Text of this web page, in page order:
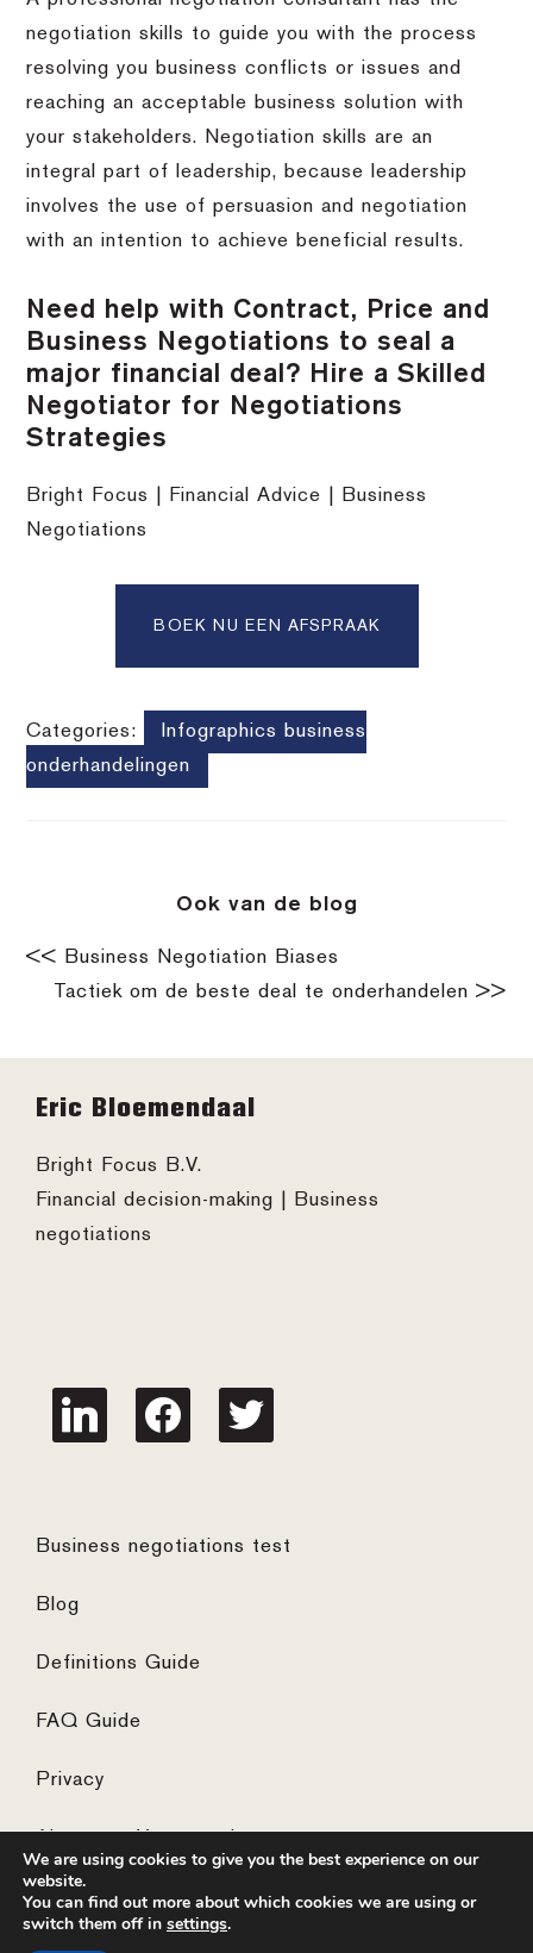
negotiation skills to guide you with the process
resolving you business conflicts or issues and
reaching an acceptable business solution with
your stakeholders. Negotiation skills are an
integral part of leadership, because leadership
involves the use of persuasion and negotiation
with an intention to achieve beneficial results.
Need help with Contract, Price and
Business Negotiations to seal a
major financial deal? Hire a Skilled
Negotiator for Negotiations
Strategies
Bright Focus | Financial Advice | Business
Negotiations
BOEK NU EEN AFSPRAAK
Categories:
Infographics business
onderhandelingen
Ook van de blog
<< Business Negotiation Biases
Tactiek om de beste deal te onderhandelen >>
Eric Bloemendaal
Bright Focus B.V.
Financial decision-making | Business
negotiations
linkedin facebook twitter
Business negotiations test
Blog
Definitions Guide
FAQ Guide
Privacy
We are using cookies to give you the best experience on our
website.
You can find out more about which cookies we are using or
switch them off in settings.